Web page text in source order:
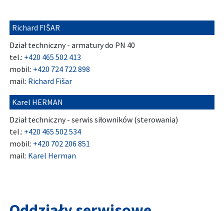
Richard FIŠAR
Dział techniczny - armatury do PN 40
tel.: +420 465 502 413
mobil: +420 724 722 898
mail: Richard Fišar
Karel HERMAN
Dział techniczny - serwis siłowników (sterowania)
tel.: +420 465 502 534
mobil: +420 702 206 851
mail: Karel Herman